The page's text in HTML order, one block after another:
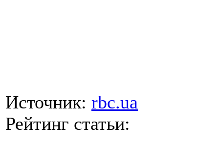
Источник: rbc.ua
Рейтинг статьи: